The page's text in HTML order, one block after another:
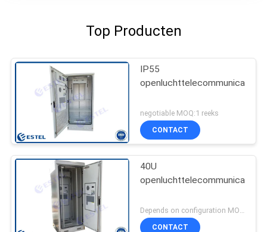
Top Producten
IP55
negotiable MOQ:1 reeks
CONTACT
40U
CONTACT